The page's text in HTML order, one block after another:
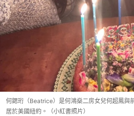
何鍶珩（Beatrice）是何鴻燊二房女兒何超鳳與
居於美國紐約。（小紅書照片）